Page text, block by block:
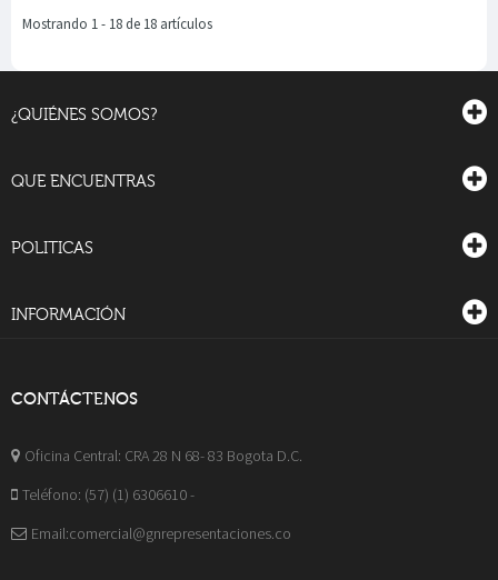
Mostrando 1 - 18 de 18 artículos
¿QUIÉNES SOMOS?
QUE ENCUENTRAS
POLITICAS
INFORMACIÓN
CONTÁCTENOS
Oficina Central: CRA 28 N 68- 83 Bogota D.C.
Teléfono: (57) (1) 6306610 -
Email:comercial@gnrepresentaciones.co